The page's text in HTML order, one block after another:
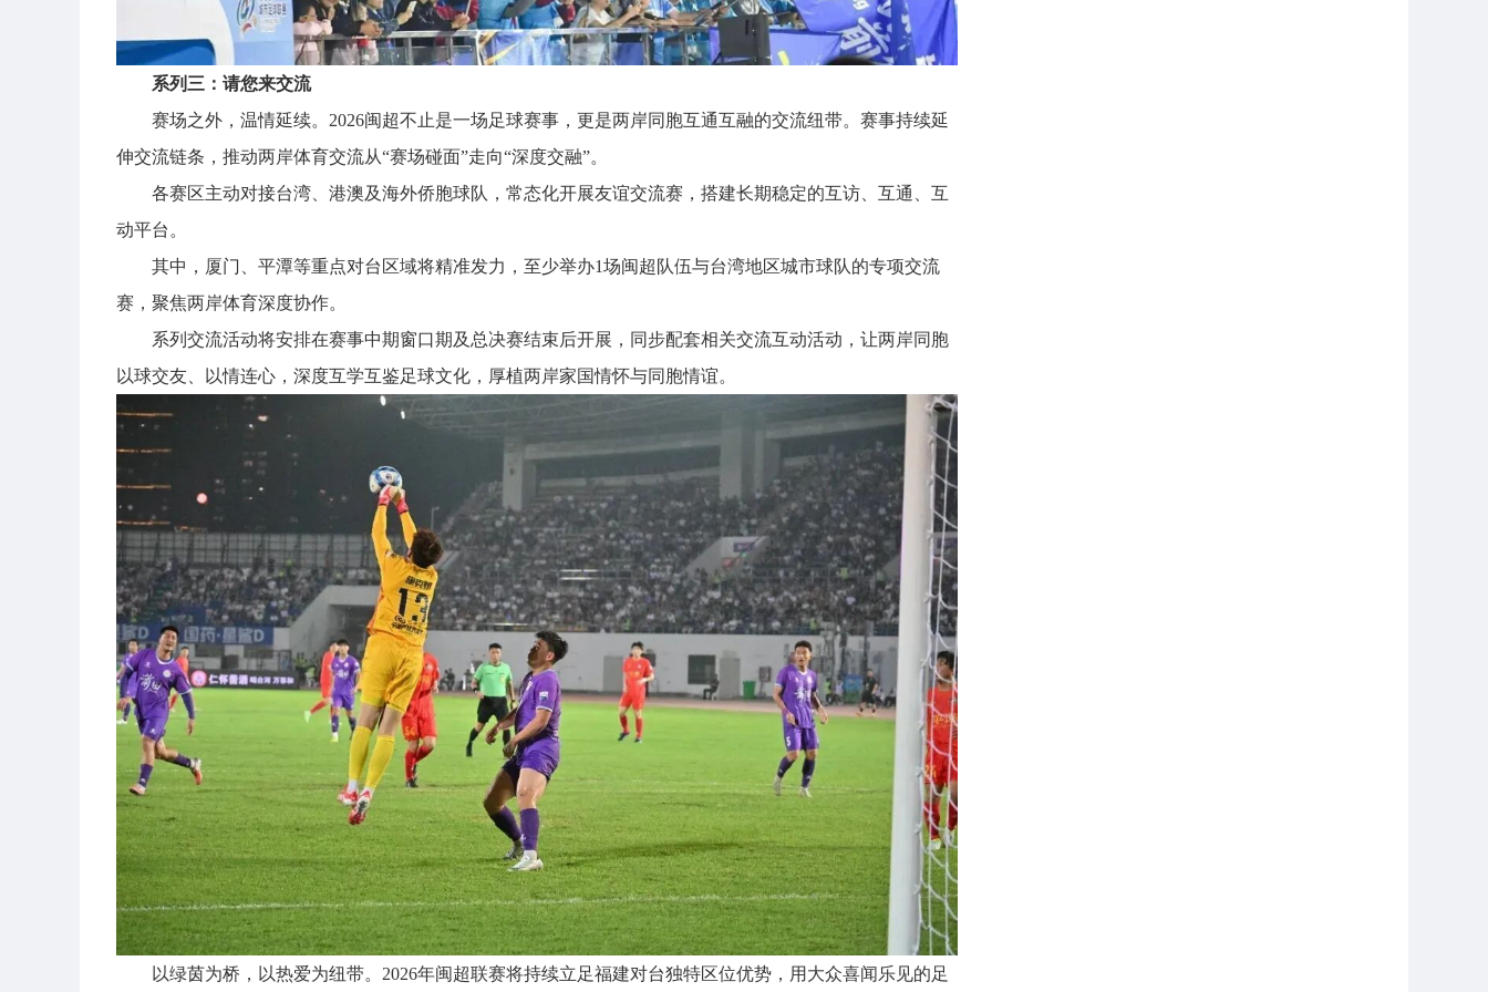
系列三：请您来交流
赛场之外，温情延续。2026闽超不止是一场足球赛事，更是两岸同胞互通互融的交流纽带。赛事持续延
伸交流链条，推动两岸体育交流从“赛场碰面”走向“深度交融”。
各赛区主动对接台湾、港澳及海外侨胞球队，常态化开展友谊交流赛，搭建长期稳定的互访、互通、互
动平台。
其中，厦门、平潭等重点对台区域将精准发力，至少举办1场闽超队伍与台湾地区城市球队的专项交流
赛，聚焦两岸体育深度协作。
系列交流活动将安排在赛事中期窗口期及总决赛结束后开展，同步配套相关交流互动活动，让两岸同胞
以球交友、以情连心，深度互学互鉴足球文化，厚植两岸家国情怀与同胞情谊。
以绿茵为桥，以热爱为纽带。2026年闽超联赛将持续立足福建对台独特区位优势，用大众喜闻乐见的足